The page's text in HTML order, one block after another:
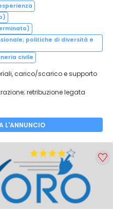
politiche di diversità e
civile
carico/scarico e supporto
retribuzione legata
L'ANNUNCIO